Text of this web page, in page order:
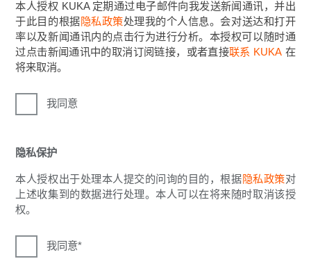
本人授权 KUKA 定期通过电子邮件向我发送新闻通讯，并出
于此目的根据隐私政策处理我的个人信息。会对送达和打开
率以及新闻通讯内的点击行为进行分析。本授权可以随时通
过点击新闻通讯中的取消订阅链接，或者直接联系 KUKA 在
将来取消。
我同意
隐私保护
本人授权出于处理本人提交的问询的目的，根据隐私政策对
上述收集到的数据进行处理。本人可以在将来随时取消该授
权。
我同意